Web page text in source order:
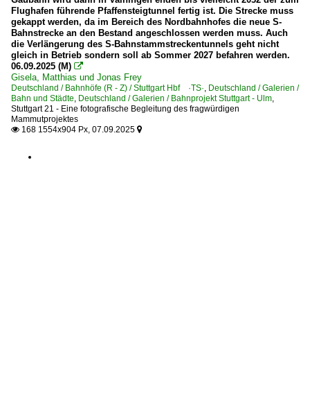
Flughafen führende Pfaffensteigtunnel fertig ist. Die Strecke muss
gekappt werden, da im Bereich des Nordbahnhofes die neue S-
Bahnstrecke an den Bestand angeschlossen werden muss. Auch
die Verlängerung des S-Bahnstammstreckentunnels geht nicht
gleich in Betrieb sondern soll ab Sommer 2027 befahren werden.
06.09.2025 (M) 
Gisela, Matthias und Jonas Frey
Deutschland / Bahnhöfe (R - Z) / Stuttgart Hbf ·TS·, Deutschland / Galerien /
Bahn und Städte, Deutschland / Galerien / Bahnprojekt Stuttgart - Ulm,
Stuttgart 21 - Eine fotografische Begleitung des fragwürdigen
Mammutprojektes
 168 1554x904 Px, 07.09.2025 